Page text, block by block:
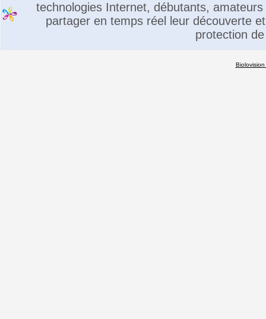
technologies Internet, débutants,
partager en temps réel leur découverte
protection
Biolovision